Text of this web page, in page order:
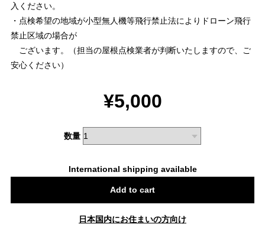
入ください。
・点検希望の地域が小型無人機等飛行禁止法によりドローン飛行
禁止区域の場合が
ございます。（担当の屋根点検業者が判断いたしますので、ご
安心ください）
¥5,000
数量
International shipping available
Add to cart
日本国内にお住まいの方向け